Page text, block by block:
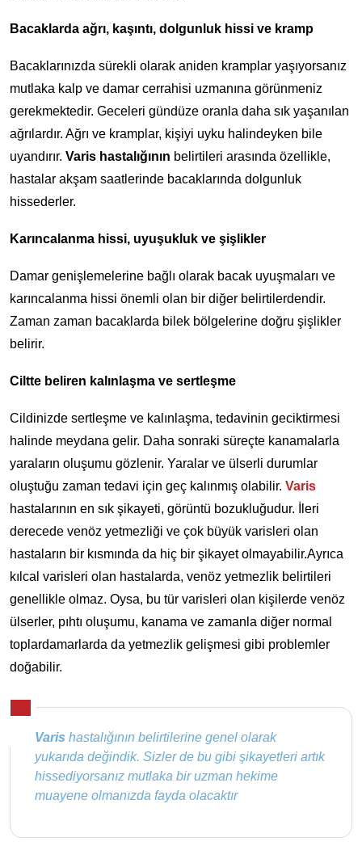
Bacaklarda ağrı, kaşıntı, dolgunluk hissi ve kramp
Bacaklarınızda sürekli olarak aniden kramplar yaşıyorsanız
mutlaka kalp ve damar cerrahisi uzmanına görünmeniz
gerekmektedir. Geceleri gündüze oranla daha sık yaşanılan
ağrılardır. Ağrı ve kramplar, kişiyi uyku halindeyken bile
uyandırır. Varis hastalığının belirtileri arasında özellikle,
hastalar akşam saatlerinde bacaklarında dolgunluk
hissederler.
Karıncalanma hissi, uyuşukluk ve şişlikler
Damar genişlemelerine bağlı olarak bacak uyuşmaları ve
karıncalanma hissi önemli olan bir diğer belirtilerdendir.
Zaman zaman bacaklarda bilek bölgelerine doğru şişlikler
belirir.
Ciltte beliren kalınlaşma ve sertleşme
Cildinizde sertleşme ve kalınlaşma, tedavinin geciktirmesi
halinde meydana gelir. Daha sonraki süreçte kanamalarla
yaraların oluşumu gözlenir. Yaralar ve ülserli durumlar
oluştuğu zaman tedavi için geç kalınmış olabilir. Varis
hastalarının en sık şikayeti, görüntü bozukluğudur. İleri
derecede venöz yetmezliği ve çok büyük varisleri olan
hastaların bir kısmında da hiç bir şikayet olmayabilir.Ayrıca
kılcal varisleri olan hastalarda, venöz yetmezlik belirtileri
genellikle olmaz. Oysa, bu tür varisleri olan kişilerde venöz
ülserler, pıhtı oluşumu, kanama ve zamanla diğer normal
toplardamarlarda da yetmezlik gelişmesi gibi problemler
doğabilir.
Varis hastalığının belirtilerine genel olarak
yukarıda değindik. Sizler de bu gibi şikayetleri artık
hissediyorsanız mutlaka bir uzman hekime
muayene olmanızda fayda olacaktır